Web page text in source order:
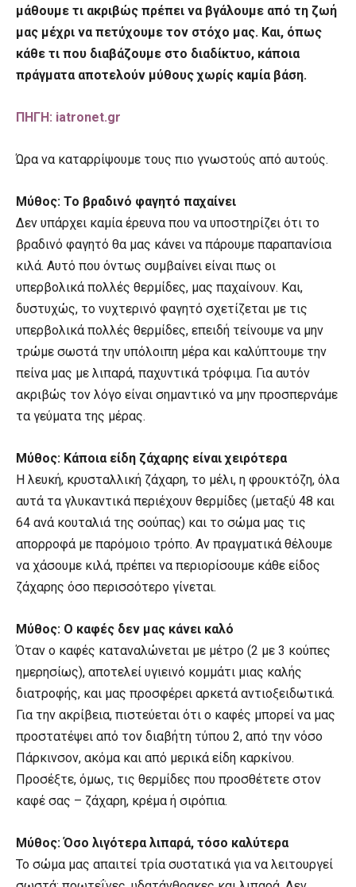
μάθουμε τι ακριβώς πρέπει να βγάλουμε από τη ζωή
μας μέχρι να πετύχουμε τον στόχο μας. Και, όπως
κάθε τι που διαβάζουμε στο διαδίκτυο, κάποια
πράγματα αποτελούν μύθους χωρίς καμία βάση.
ΠΗΓΗ: iatronet.gr
Ώρα να καταρρίψουμε τους πιο γνωστούς από αυτούς.
Μύθος: Το βραδινό φαγητό παχαίνει
Δεν υπάρχει καμία έρευνα που να υποστηρίζει ότι το
βραδινό φαγητό θα μας κάνει να πάρουμε παραπανίσια
κιλά. Αυτό που όντως συμβαίνει είναι πως οι
υπερβολικά πολλές θερμίδες, μας παχαίνουν. Και,
δυστυχώς, το νυχτερινό φαγητό σχετίζεται με τις
υπερβολικά πολλές θερμίδες, επειδή τείνουμε να μην
τρώμε σωστά την υπόλοιπη μέρα και καλύπτουμε την
πείνα μας με λιπαρά, παχυντικά τρόφιμα. Για αυτόν
ακριβώς τον λόγο είναι σημαντικό να μην προσπερνάμε
τα γεύματα της μέρας.
Μύθος: Κάποια είδη ζάχαρης είναι χειρότερα
Η λευκή, κρυσταλλική ζάχαρη, το μέλι, η φρουκτόζη, όλα
αυτά τα γλυκαντικά περιέχουν θερμίδες (μεταξύ 48 και
64 ανά κουταλιά της σούπας) και το σώμα μας τις
απορροφά με παρόμοιο τρόπο. Αν πραγματικά θέλουμε
να χάσουμε κιλά, πρέπει να περιορίσουμε κάθε είδος
ζάχαρης όσο περισσότερο γίνεται.
Μύθος: Ο καφές δεν μας κάνει καλό
Όταν ο καφές καταναλώνεται με μέτρο (2 με 3 κούπες
ημερησίως), αποτελεί υγιεινό κομμάτι μιας καλής
διατροφής, και μας προσφέρει αρκετά αντιοξειδωτικά.
Για την ακρίβεια, πιστεύεται ότι ο καφές μπορεί να μας
προστατέψει από τον διαβήτη τύπου 2, από την νόσο
Πάρκινσον, ακόμα και από μερικά είδη καρκίνου.
Προσέξτε, όμως, τις θερμίδες που προσθέτετε στον
καφέ σας – ζάχαρη, κρέμα ή σιρόπια.
Μύθος: Όσο λιγότερα λιπαρά, τόσο καλύτερα
Το σώμα μας απαιτεί τρία συστατικά για να λειτουργεί